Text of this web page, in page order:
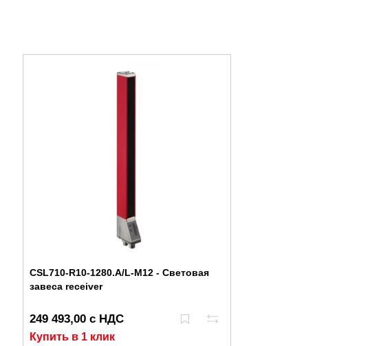
CSL710-R10-1280.A/L-M12 - Световая
завеса receiver
249 493,00 с НДС
Купить в 1 клик